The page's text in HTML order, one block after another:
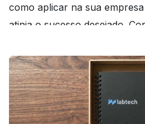
como aplicar na sua
atinja o sucesso desejado.